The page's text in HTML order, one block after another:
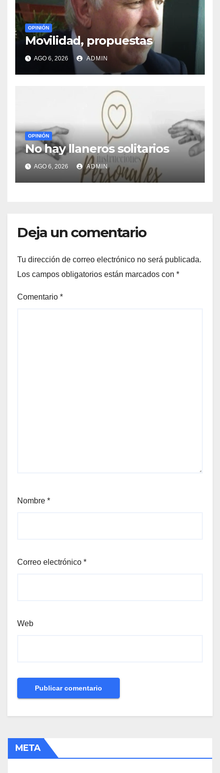
OPINIÓN
Movilidad, propuestas
AGO 6, 2026 ADMIN
OPINIÓN
No hay llaneros solitarios
AGO 6, 2026 ADMIN
Deja un comentario
Tu dirección de correo electrónico no será publicada.
Los campos obligatorios están marcados con *
Comentario *
Nombre *
Correo electrónico *
Web
META